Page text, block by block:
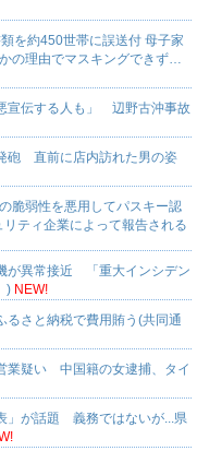
を約450世帯に誤送付 母子家
の理由でマスキングできず…
宣伝する人も」 辺野古沖事故
砲 直前に店内訪れた男の姿
脆弱性を悪用してパスキー認
ティ企業によって報告される
が異常接近 「重大インシデン
) NEW!
さと納税で費用賄う(共同通
業疑い 中国籍の女逮捕、タイ
」が話題 義務ではないが...県